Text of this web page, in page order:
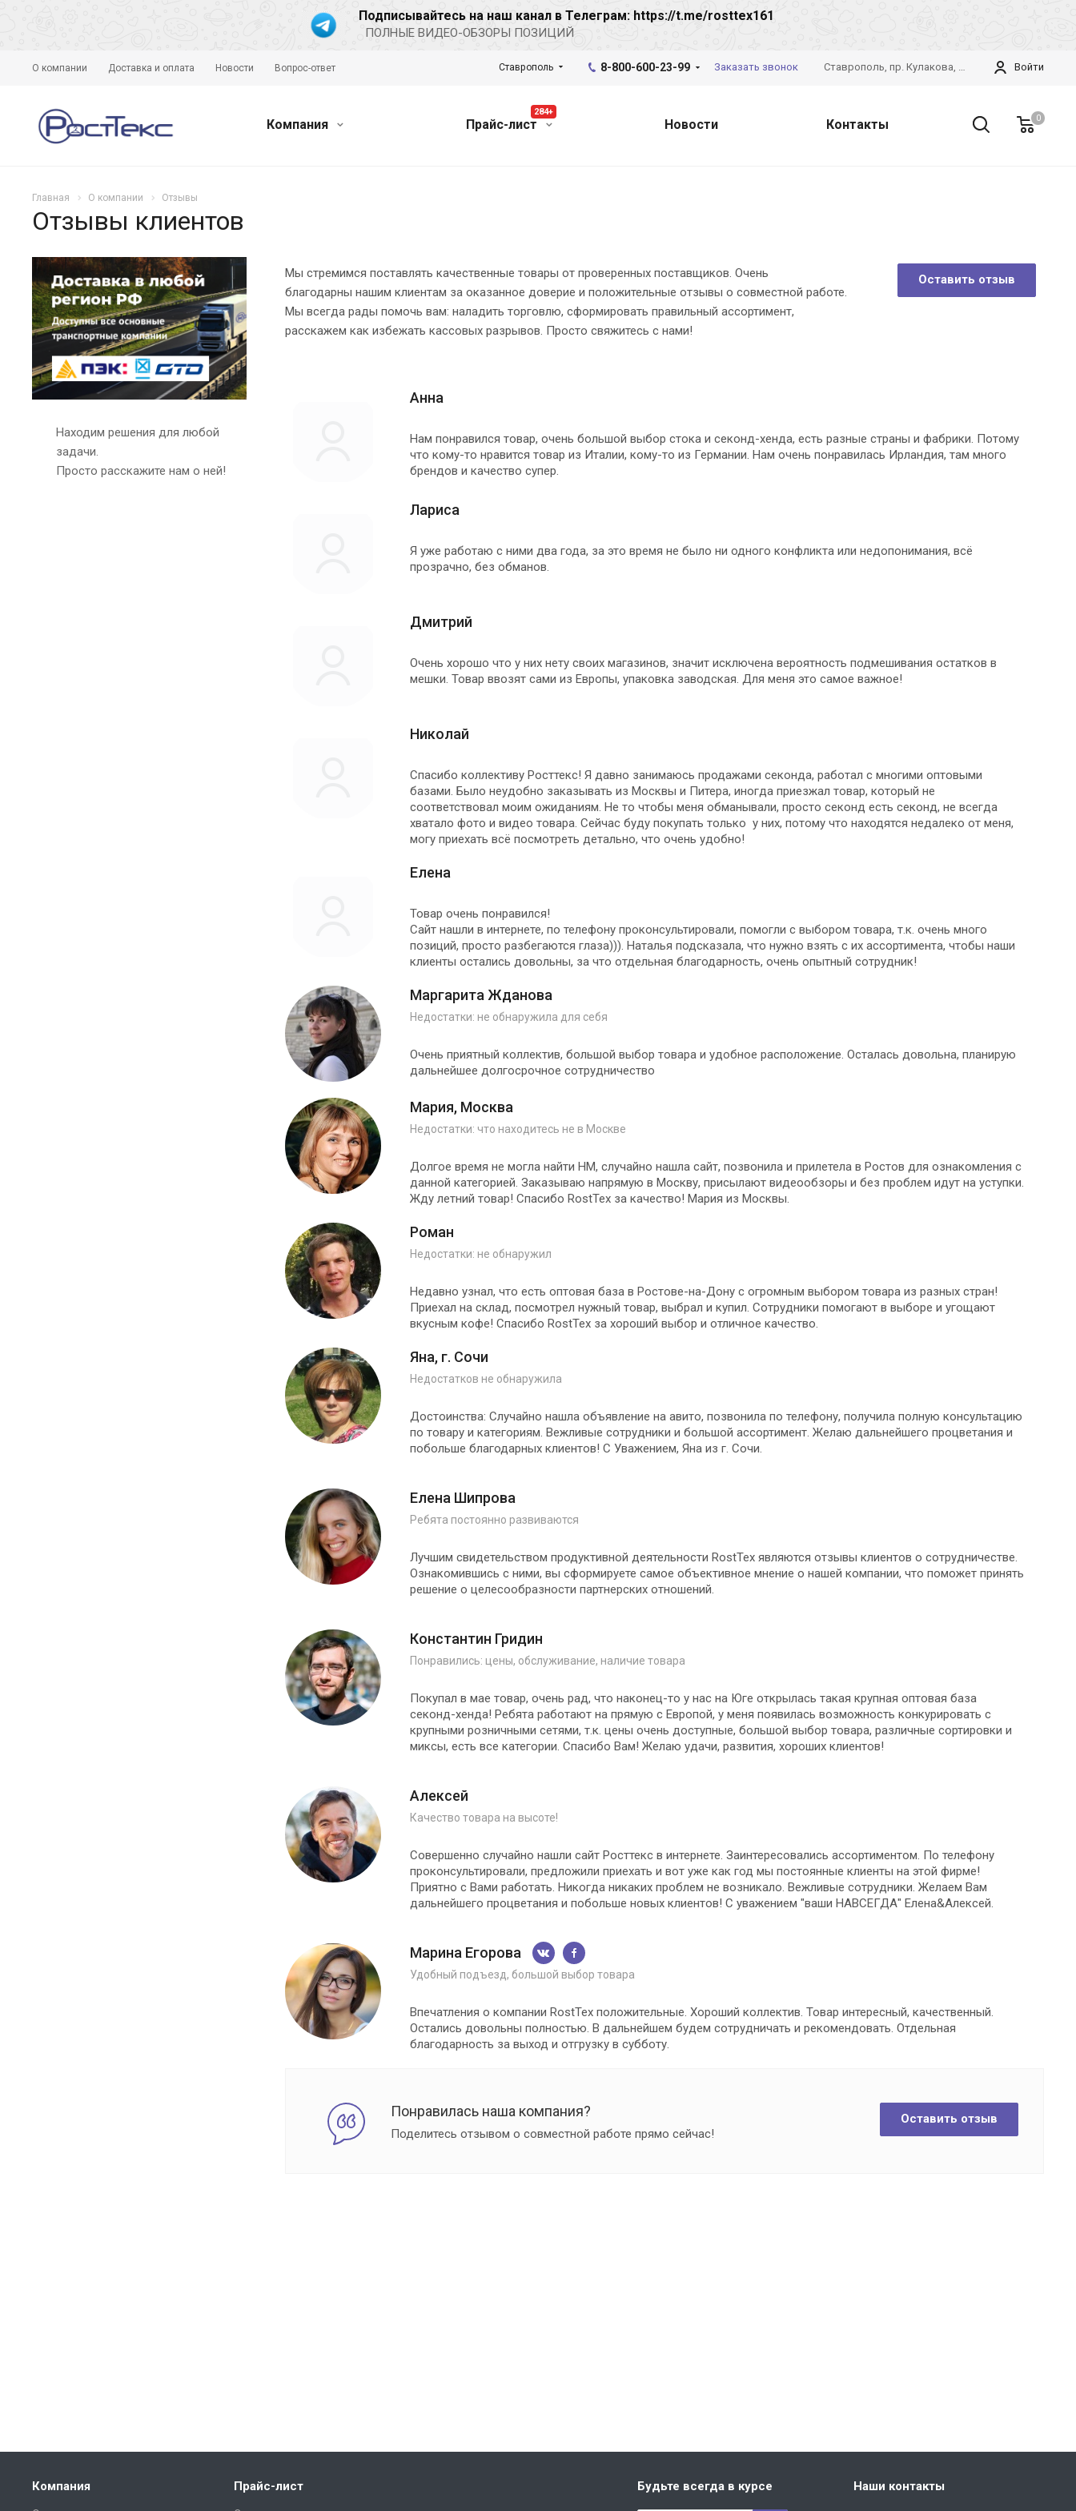
Подписывайтесь на наш канал в Телеграм: https://t.me/rosttex161
ПОЛНЫЕ ВИДЕО-ОБЗОРЫ ПОЗИЦИЙ
О компании Доставка и оплата Новости Вопрос-ответ Войти
Ставрополь, пр. Кулакова, 28б
8-800-600-23-99 Заказать звонок
Ставрополь
0
Компания Прайс-лист
284+
Новости Контакты
Главная О компании Отзывы
Отзывы клиентов
Мы стремимся поставлять качественные товары от проверенных поставщиков. Очень
благодарны нашим клиентам за оказанное доверие и положительные отзывы о совместной работе.
Мы всегда рады помочь вам: наладить торговлю, сформировать правильный ассортимент,
расскажем как избежать кассовых разрывов. Просто свяжитесь с нами!
Оставить отзыв
Анна
Нам понравился товар, очень большой выбор стока и секонд-хенда, есть разные страны и фабрики. Потому
что кому-то нравится товар из Италии, кому-то из Германии. Нам очень понравилась Ирландия, там много
брендов и качество супер.
Лариса
Я уже работаю с ними два года, за это время не было ни одного конфликта или недопонимания, всё
прозрачно, без обманов.
Дмитрий
Очень хорошо что у них нету своих магазинов, значит исключена вероятность подмешивания остатков в
мешки. Товар ввозят сами из Европы, упаковка заводская. Для меня это самое важное!
Николай
Спасибо коллективу Росттекс! Я давно занимаюсь продажами секонда, работал с многими оптовыми
базами. Было неудобно заказывать из Москвы и Питера, иногда приезжал товар, который не
соответствовал моим ожиданиям. Не то чтобы меня обманывали, просто секонд есть секонд, не всегда
хватало фото и видео товара. Сейчас буду покупать только у них, потому что находятся недалеко от меня,
могу приехать всё посмотреть детально, что очень удобно!
Елена
Товар очень понравился!
Сайт нашли в интернете, по телефону проконсультировали, помогли с выбором товара, т.к. очень много
позиций, просто разбегаются глаза))). Наталья подсказала, что нужно взять с их ассортимента, чтобы наши
клиенты остались довольны, за что отдельная благодарность, очень опытный сотрудник!
Маргарита Жданова
Недостатки: не обнаружила для себя
Очень приятный коллектив, большой выбор товара и удобное расположение. Осталась довольна, планирую
дальнейшее долгосрочное сотрудничество
Мария, Москва
Недостатки: что находитесь не в Москве
Долгое время не могла найти НМ, случайно нашла сайт, позвонила и прилетела в Ростов для ознакомления с
данной категорией. Заказываю напрямую в Москву, присылают видеообзоры и без проблем идут на уступки.
Жду летний товар! Спасибо RostTex за качество! Мария из Москвы.
Роман
Недостатки: не обнаружил
Недавно узнал, что есть оптовая база в Ростове-на-Дону с огромным выбором товара из разных стран!
Приехал на склад, посмотрел нужный товар, выбрал и купил. Сотрудники помогают в выборе и угощают
вкусным кофе! Спасибо RostTex за хороший выбор и отличное качество.
Яна, г. Сочи
Недостатков не обнаружила
Достоинства: Случайно нашла объявление на авито, позвонила по телефону, получила полную консультацию
по товару и категориям. Вежливые сотрудники и большой ассортимент. Желаю дальнейшего процветания и
побольше благодарных клиентов! С Уважением, Яна из г. Сочи.
Елена Шипрова
Ребята постоянно развиваются
Лучшим свидетельством продуктивной деятельности RostTex являются отзывы клиентов о сотрудничестве.
Ознакомившись с ними, вы сформируете самое объективное мнение о нашей компании, что поможет принять
решение о целесообразности партнерских отношений.
Константин Гридин
Понравились: цены, обслуживание, наличие товара
Покупал в мае товар, очень рад, что наконец-то у нас на Юге открылась такая крупная оптовая база
секонд-хенда! Ребята работают на прямую с Европой, у меня появилась возможность конкурировать с
крупными розничными сетями, т.к. цены очень доступные, большой выбор товара, различные сортировки и
миксы, есть все категории. Спасибо Вам! Желаю удачи, развития, хороших клиентов!
Алексей
Качество товара на высоте!
Совершенно случайно нашли сайт Росттекс в интернете. Заинтересовались ассортиментом. По телефону
проконсультировали, предложили приехать и вот уже как год мы постоянные клиенты на этой фирме!
Приятно с Вами работать. Никогда никаких проблем не возникало. Вежливые сотрудники. Желаем Вам
дальнейшего процветания и побольше новых клиентов! С уважением "ваши НАВСЕГДА" Елена&Алексей.
Марина Егорова
Удобный подъезд, большой выбор товара
Впечатления о компании RostTex положительные. Хороший коллектив. Товар интересный, качественный.
Остались довольны полностью. В дальнейшем будем сотрудничать и рекомендовать. Отдельная
благодарность за выход и отгрузку в субботу.
Понравилась наша компания?
Поделитесь отзывом о совместной работе прямо сейчас!
Оставить отзыв
Находим решения для любой
задачи.
Просто расскажите нам о ней!
Компания Прайс-лист Будьте всегда в курсе Наши контакты